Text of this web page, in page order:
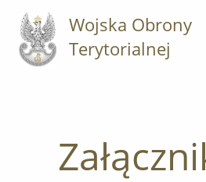
Wojska Obrony
Terytorialnej